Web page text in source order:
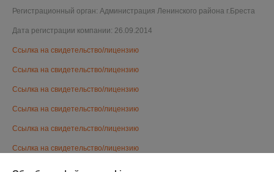
Регистрационный орган: Администрация Ленинского района г.Бреста
Дата регистрации компании: 26.09.2014
Ссылка на свидетельство/лицензию
Ссылка на свидетельство/лицензию
Ссылка на свидетельство/лицензию
Ссылка на свидетельство/лицензию
Ссылка на свидетельство/лицензию
Ссылка на свидетельство/лицензию